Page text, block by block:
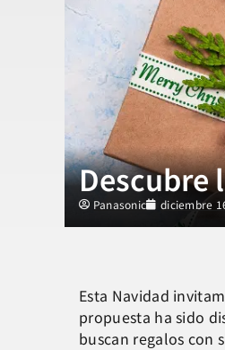
Descubre
Panasonic diciembre
Esta Navidad
propuesta ha sido
buscan regalos con